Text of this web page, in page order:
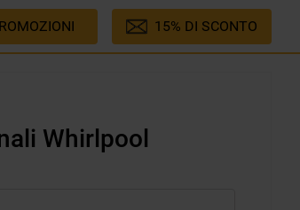
15% DI SCONTO
Whirlpool